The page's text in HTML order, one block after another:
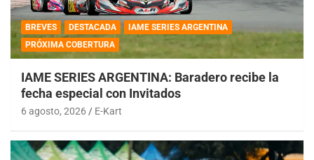
BREVES DESTACADA
IAME SERIES ARGENTINA
PRÓXIMA COBERTURA
IAME SERIES ARGENTINA: Baradero recibe la
fecha especial con Invitados
6 agosto, 2026 E-Kart